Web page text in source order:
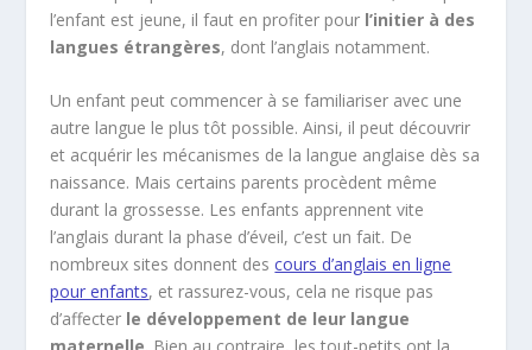
l’enfant est jeune, il faut en profiter pour l’initier à des
langues étrangères, dont l’anglais notamment.
Un enfant peut commencer à se familiariser avec une
autre langue le plus tôt possible. Ainsi, il peut découvrir
et acquérir les mécanismes de la langue anglaise dès sa
naissance. Mais certains parents procèdent même
durant la grossesse. Les enfants apprennent vite
l’anglais durant la phase d’éveil, c’est un fait. De
nombreux sites donnent descours d’anglais en ligne
pour enfants, et rassurez-vous, cela ne risque pas
d’affecter le développement de leur langue